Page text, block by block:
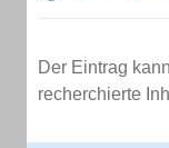
Der Eintrag
recherchierte